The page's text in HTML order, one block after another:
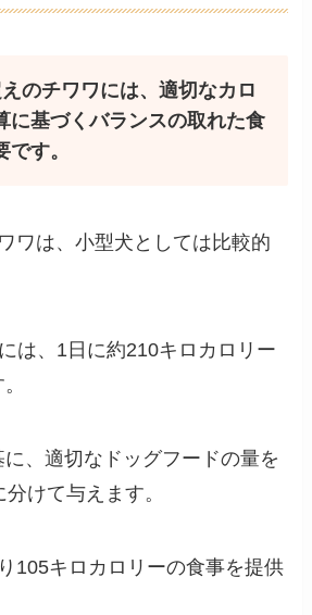
のチワワには、適切なカロ
に基づくバランスの取れた食
す。
ワは、小型犬としては比較的
は、1日に約210キロカロリー
、適切なドッグフードの量を
けて与えます。
105キロカロリーの食事を提供